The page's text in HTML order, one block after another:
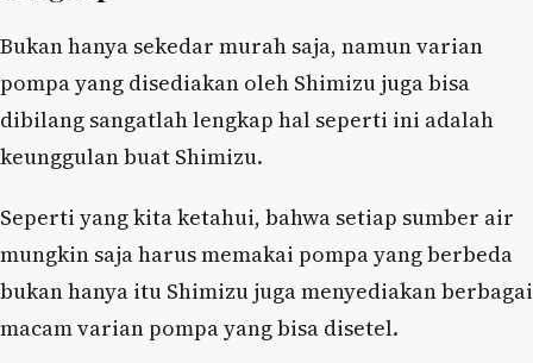
Bukan hanya sekedar murah saja, namun varian
pompa yang disediakan oleh Shimizu juga bisa
dibilang sangatlah lengkap hal seperti ini adalah
keunggulan buat Shimizu.
Seperti yang kita ketahui, bahwa setiap sumber air
mungkin saja harus memakai pompa yang berbeda
bukan hanya itu Shimizu juga menyediakan berbagai
macam varian pompa yang bisa disetel.